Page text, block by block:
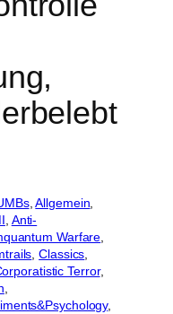
, Allgemein
Anti-
Warfare
, Classics
Terror